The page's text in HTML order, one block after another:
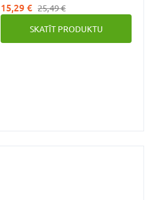
pirrolidona karboksilātu (PCA)
un pantenolu, kas rūpīgi un
maigi attīra seborejas bojātus
matus, galvas ādu un tādā veidā
15,29 € 25,49 €
SKATĪT PRODUKTU